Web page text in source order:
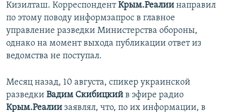
Кизилташ. КорреспондентКрым.Реалии направил
по этому поводу информзапрос в главное
управление разведки Министерства обороны,
однако на момент выхода публикации ответ из
ведомства не поступал.
Месяц назад, 10 августа, спикер украинской
разведки Вадим Скибицкий в эфире радио
Крым.Реалии заявлял, что, по их информации, в